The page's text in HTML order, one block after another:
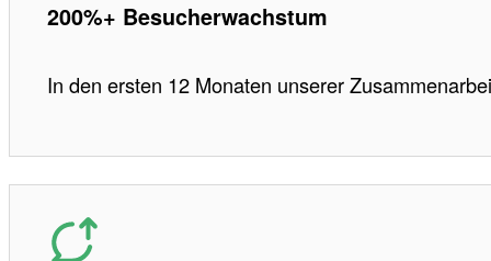
200%+ Besucherwachstum
In den ersten 12 Monaten unserer